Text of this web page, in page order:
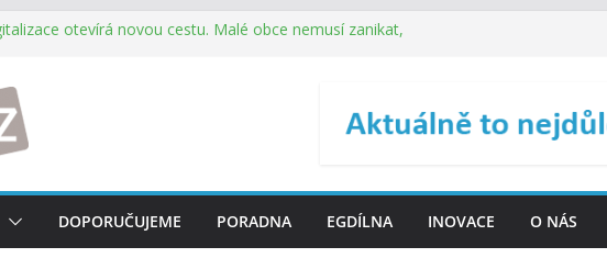
otevírá novou cestu. Malé obce nemusí zanikat,
digitálních služeb
Informační systém dlouhodobého řízení (ISDŘ) je od
v plném provozu
– Výbor pro architekturu a řízení ICT zveřejnil materiály
jednání
o obcích vždy po ruce. SMS ČR spouští novou
aplikaciDOPORUČUJEME PORADNA EGDÍLNA INOVACE O NÁS